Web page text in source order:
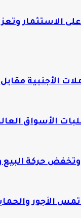
الأجنبية مقابل
الأسواق
حركة البيع